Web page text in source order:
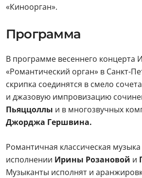
«Киноорган».
Программа
В программе весеннего концерта
«Романтический орган» в Санкт-
скрипка соединятся в смело
и джазовую импровизацию
Пьяццоллы и в многозвучных
Джорджа Гершвина.
Романтичная классическая
исполнении Ирины Розановой и
Музыканты исполнят и